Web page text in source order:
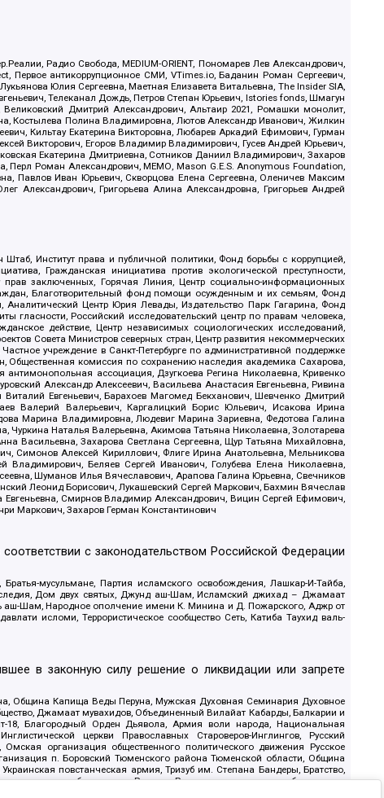
Радио Свобода, MEDIUM-ORIENT, Пономарев Лев Александрович,
Первое антикоррупционное СМИ, VTimes.io, Баданин Роман Сергеевич,
Юлия Сергеевна, Маетная Елизавета Витальевна, The Insider SIA,
Телеканал Дождь, Петров Степан Юрьевич, Istories fonds, Шмагун
Дмитрий Александрович, Альтаир 2021, Ромашки монолит,
Костылева Полина Владимировна, Лютов Александр Иванович, Жилкин
Кильтау Екатерина Викторовна, Любарев Аркадий Ефимович, Гурман
Викторович, Егоров Владимир Владимирович, Гусев Андрей Юрьевич,
Екатерина Дмитриевна, Сотников Даниил Владимирович, Захаров
Перл Роман Александрович, МЕМО, Mason G.E.S. Anonymous Foundation,
Павлов Иван Юрьевич, Скворцова Елена Сергеевна, Оленичев Максим
Александрович, Григорьева Алина Александровна, Григорьев Андрей
Институт права и публичной политики, Фонд борьбы с коррупцией,
Гражданская инициатива против экологической преступности,
заключенных, Горячая Линия, Центр социально-информационных
Благотворительный фонд помощи осужденным и их семьям, Фонд
Аналитический Центр Юрия Левады, Издательство Парк Гагарина, Фонд
гласности, Российский исследовательский центр по правам человека,
действие, Центр независимых социологических исследований,
Совета Министров северных стран, Центр развития некоммерческих
учреждение в Санкт-Петербурге по административной поддержке
Общественная комиссия по сохранению наследия академика Сахарова,
ассоциация, Дзугкоева Регина Николаевна, Кривенко
Александр Алексеевич, Васильева Анастасия Евгеньевна, Ривина
Евгеньевич, Барахоев Магомед Бекханович, Шевченко Дмитрий
Валерий Валерьевич, Каргалицкий Борис Юльевич, Исакова Ирина
Марина Владимировна, Людевиг Марина Зариевна, Федотова Галина
Чуркина Наталья Валерьевна, Акимова Татьяна Николаевна, Золотарева
Васильевна, Захарова Светлана Сергеевна, Щур Татьяна Михайловна,
Симонов Алексей Кириллович, Флиге Ирина Анатольевна, Мельникова
Беляев Сергей Иванович, Голубева Елена Николаевна,
Шуманов Илья Вячеславович, Арапова Галина Юрьевна, Свечников
Леонид Борисович, Лукашевский Сергей Маркович, Бахмин Вячеслав
Смирнов Владимир Александрович, Вицин Сергей Ефимович,
Маркович, Захаров Герман Константинович
с законодательством Российской Федерации
мусульмане, Партия исламского освобождения, Лашкар-И-Тайба,
Дом двух святых, Джунд аш-Шам, Исламский джихад – Джамаат
аш-Шам, Народное ополчение имени К. Минина и Д. Пожарского, Аджр от
исломи, Террористическое сообщество Сеть, Катиба Таухид валь-
в законную силу решение о ликвидации или запрете
Община Капища Веды Перуна, Мужская Духовная Семинария Духовное
Джамаат мувахидов, Объединенный Вилайат Кабарды, Балкарии и
18, Благородный Орден Дьявола, Армия воли народа, Национальная
церкви Православных Староверов-Инглингов, Русский
организация общественного политического движения Русское
п. Боровский Тюменского района Тюменской области, Община
повстанческая армия, Тризуб им. Степана Бандеры, Братство,
объединение Русские, Русское национальное объединение